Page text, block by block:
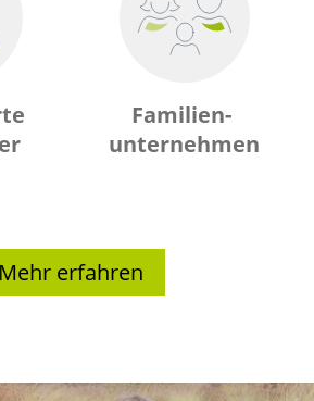
Familien-
unternehmen
Mehr erfahren